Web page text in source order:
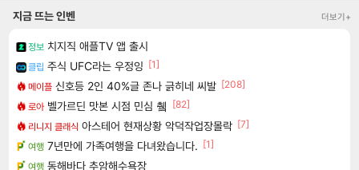
지금 뜨는 인벤 더보기+
정보 치지직 애플TV 앱 출시
클립 주식 UFC라는 우정잉 [1]
메이플 신호등 2인 40%글 존나 긁히네 씨발 [208]
로아 벨가르딘 맛본 시점 민심 췤 [82]
리니지 클래식 아스테어 현재상황 악덕작업장몰락 [7]
여행 7년만에 가족여행을 다녀왔습니다. [1]
여행 동해바다 추암해수욕장